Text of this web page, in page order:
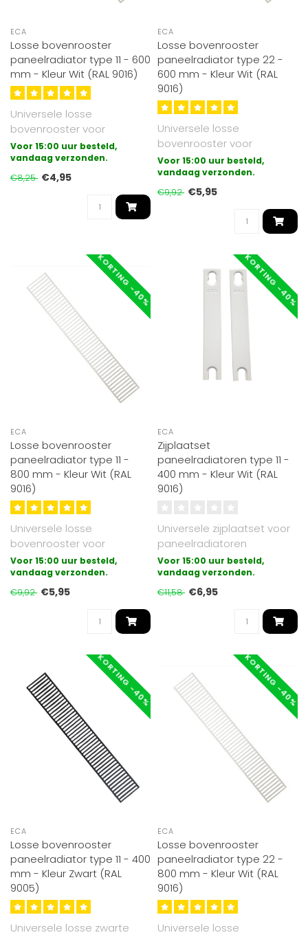
ECA
Losse bovenrooster
paneelradiator type 11 - 600
mm - Kleur Wit (RAL 9016)
Universele losse
bovenrooster voor
paneelradiatoren
uitgevoerd in type 11.
Gesch..
Voor 15:00 uur besteld,
vandaag verzonden.
€8,25 €4,95
ECA
Losse bovenrooster
paneelradiator type 22 -
600 mm - Kleur Wit (RAL
9016)
Universele losse
bovenrooster voor
paneelradiatoren
uitgevoerd in type 22.
Gesch..
Voor 15:00 uur besteld,
vandaag verzonden.
€9,92 €5,95
KORTING -40%
ECA
Losse bovenrooster
paneelradiator type 11 -
800 mm - Kleur Wit (RAL
9016)
Universele losse
bovenrooster voor
paneelradiatoren
uitgevoerd in type 11.
Gesch..
Voor 15:00 uur besteld,
vandaag verzonden.
€9,92 €5,95
KORTING -40%
ECA
Zijplaatset
paneelradiatoren type 11 -
400 mm - Kleur Wit (RAL
9016)
Universele zijplaatset voor
paneelradiatoren
uitgevoerd in type 11.
Geschikt voo..
Voor 15:00 uur besteld,
vandaag verzonden.
€11,58 €6,95
KORTING -40%
ECA
Losse bovenrooster
paneelradiator type 11 - 400
mm - Kleur Zwart (RAL
9005)
Universele losse zwarte
KORTING -40%
ECA
Losse bovenrooster
paneelradiator type 22 -
800 mm - Kleur Wit (RAL
9016)
Universele losse